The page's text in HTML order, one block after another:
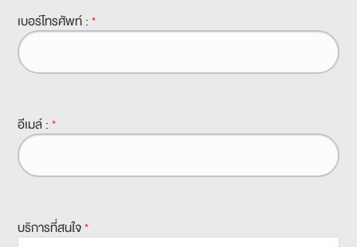
เบอร์โทรศัพท์ :*
อีเมล์ :*
บริการที่สนใจ*